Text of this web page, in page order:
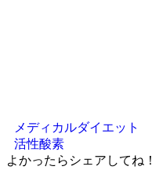
メディカルダイエット
活性酸素
よかったらシェアしてね！